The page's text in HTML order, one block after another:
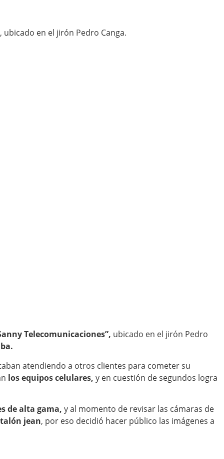
en el jirón Pedro Canga.
Telecomunicaciones”, ubicado en el jirón Pedro
atendiendo a otros clientes para cometer su
los equipos celulares, y en cuestión de segundos logra
de alta gama, y al momento de revisar las cámaras de
jean, por eso decidió hacer público las imágenes a